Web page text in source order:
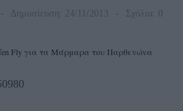
Δημοσίευση: 24/11/2013 Σχόλια: 0
Fly για τα Μάρμαρα του Παρθενώνα